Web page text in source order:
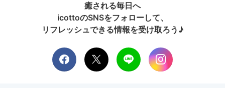
癒される毎日へ
icottoのSNSをフォローして、
リフレッシュできる情報を受け取ろう♪